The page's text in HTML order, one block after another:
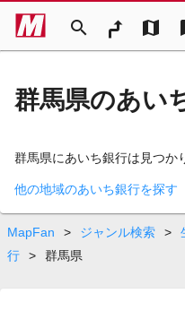
search map
群馬県のあい
群馬県にあいち銀行は見つか
他の地域のあいち銀行を探す
MapFan > ジャンル検索 >
行
> 群馬県